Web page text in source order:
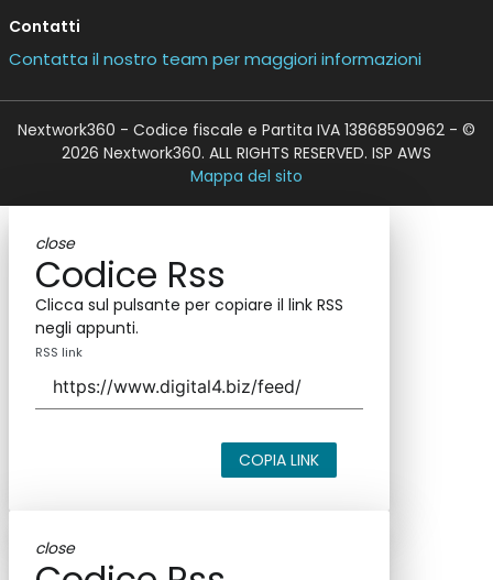
Contatti
Contatta il nostro team per maggiori informazioni
Nextwork360 - Codice fiscale e Partita IVA 13868590962 - ©
2026 Nextwork360. ALL RIGHTS RESERVED. ISP AWS
Mappa del sito
close
Codice Rss
Clicca sul pulsante per copiare il link RSS
negli appunti.
RSS link
COPIA LINK
close